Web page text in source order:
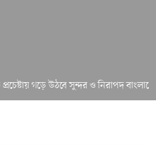
গড়ে উঠবে সুন্দর ও নিরাপদ